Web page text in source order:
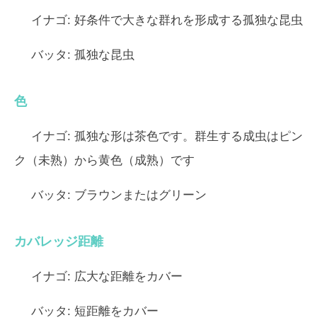
イナゴ: 好条件で大きな群れを形成する孤独な昆虫
バッタ: 孤独な昆虫
色
イナゴ: 孤独な形は茶色です。群生する成虫はピン
ク（未熟）から黄色（成熟）です
バッタ: ブラウンまたはグリーン
カバレッジ距離
イナゴ: 広大な距離をカバー
バッタ: 短距離をカバー